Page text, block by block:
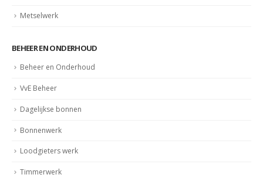
Metselwerk
BEHEER EN ONDERHOUD
Beheer en Onderhoud
VvE Beheer
Dagelijkse bonnen
Bonnenwerk
Loodgieters werk
Timmerwerk